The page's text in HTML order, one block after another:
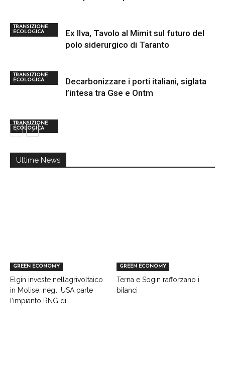
TRANSIZIONE
ECOLOGICA
TRANSIZIONE
ECOLOGICA
Ex Ilva, Tavolo al Mimit sul futuro del
polo siderurgico di Taranto
TRANSIZIONE
ECOLOGICA
Decarbonizzare i porti italiani, siglata
l’intesa tra Gse e Ontm
Ultime News
GREEN ECONOMY
Elgin investe nell’agrivoltaico
in Molise, negli USA parte
l’impianto RNG di...
GREEN ECONOMY
Terna e Sogin rafforzano i
bilanci